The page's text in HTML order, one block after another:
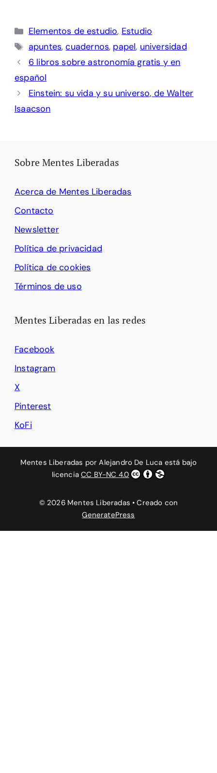
Categorías
Elementos de estudio, Estudio
Etiquetas
apuntes,cuadernos, papel, universidad
6 libros sobre astronomía gratis y en
español
Einstein: su vida y su universo, de Walter
Isaacson
Sobre Mentes Liberadas
Acerca de Mentes Liberadas
Contacto
Newsletter
Política de privacidad
Política de cookies
Términos de uso
Mentes Liberadas en las redes
Facebook
Instagram
X
Pinterest
KoFi
Mentes Liberadas porAlejandro De Luca está bajo
licenciaCC BY-NC 4.0
© 2026 Mentes Liberadas • Creado con
GeneratePress